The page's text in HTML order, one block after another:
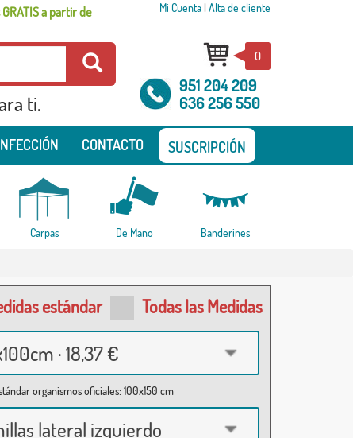
a partir de
Mi Cuenta| Alta de cliente
ti.
0
951 204 209
636 256 550
CONTACTO SUSCRIPCIÓN
Carpas De Mano Banderines
estándar Todas las Medidas
· 18,37 €
organismos oficiales: 100x150 cm
lateral izquierdo